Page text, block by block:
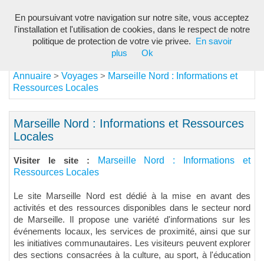
Annuaire > Voyages > Marseille Nord : Informations et
Ressources Locales
Marseille Nord : Informations et Ressources
Locales
Visiter le site :
Marseille Nord : Informations et
Ressources Locales
Le site Marseille Nord est dédié à la mise en avant des
activités et des ressources disponibles dans le secteur nord
de Marseille. Il propose une variété d'informations sur les
événements locaux, les services de proximité, ainsi que sur
les initiatives communautaires. Les visiteurs peuvent explorer
des sections consacrées à la culture, au sport, à l'éducation
En poursuivant votre navigation sur notre site, vous acceptez
l'installation et l'utilisation de cookies, dans le respect de notre
politique de protection de votre vie privee.
En savoir
plus
Ok